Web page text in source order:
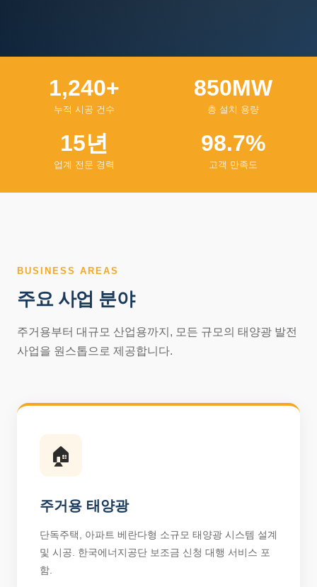
1,240+
누적 시공 건수
850MW
총 설치 용량
15년
업계 전문 경력
98.7%
고객 만족도
BUSINESS AREAS
주요 사업 분야
주거용부터 대규모 산업용까지, 모든 규모의 태양광 발전
사업을 원스톱으로 제공합니다.
🏠
주거용 태양광
단독주택, 아파트 베란다형 소규모 태양광 시스템 설계
및 시공. 한국에너지공단 보조금 신청 대행 서비스 포
함.